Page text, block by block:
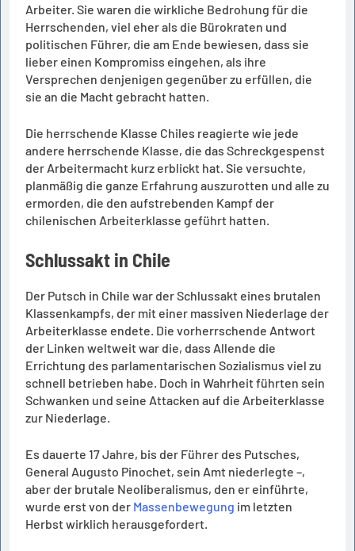
Arbeiter. Sie waren die wirkliche Bedrohung für die
Herrschenden, viel eher als die Bürokraten und
politischen Führer, die am Ende bewiesen, dass sie
lieber einen Kompromiss eingehen, als ihre
Versprechen denjenigen gegenüber zu erfüllen, die
sie an die Macht gebracht hatten.
Die herrschende Klasse Chiles reagierte wie jede
andere herrschende Klasse, die das Schreckgespenst
der Arbeitermacht kurz erblickt hat. Sie versuchte,
planmäßig die ganze Erfahrung auszurotten und alle zu
ermorden, die den aufstrebenden Kampf der
chilenischen Arbeiterklasse geführt hatten.
Schlussakt in Chile
Der Putsch in Chile war der Schlussakt eines brutalen
Klassenkampfs, der mit einer massiven Niederlage der
Arbeiterklasse endete. Die vorherrschende Antwort
der Linken weltweit war die, dass Allende die
Errichtung des parlamentarischen Sozialismus viel zu
schnell betrieben habe. Doch in Wahrheit führten sein
Schwanken und seine Attacken auf die Arbeiterklasse
zur Niederlage.
Es dauerte 17 Jahre, bis der Führer des Putsches,
General Augusto Pinochet, sein Amt niederlegte –,
aber der brutale Neoliberalismus, den er einführte,
wurde erst von der Massenbewegung im letzten
Herbst wirklich herausgefordert.